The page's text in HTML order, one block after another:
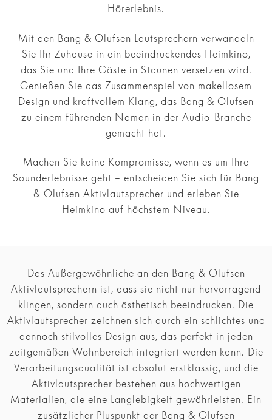
Hörerlebnis.
Mit den Bang & Olufsen Lautsprechern verwandeln
Sie Ihr Zuhause in ein beeindruckendes Heimkino,
das Sie und Ihre Gäste in Staunen versetzen wird.
Genießen Sie das Zusammenspiel von makellosem
Design und kraftvollem Klang, das Bang & Olufsen
zu einem führenden Namen in der Audio-Branche
gemacht hat.
Machen Sie keine Kompromisse, wenn es um Ihre
Sounderlebnisse geht – entscheiden Sie sich für Bang
& Olufsen Aktivlautsprecher und erleben Sie
Heimkino auf höchstem Niveau.
Das Außergewöhnliche an den Bang & Olufsen
Aktivlautsprechern ist, dass sie nicht nur hervorragend
klingen, sondern auch ästhetisch beeindrucken. Die
Aktivlautsprecher zeichnen sich durch ein schlichtes und
dennoch stilvolles Design aus, das perfekt in jeden
zeitgemäßen Wohnbereich integriert werden kann. Die
Verarbeitungsqualität ist absolut erstklassig, und die
Aktivlautsprecher bestehen aus hochwertigen
Materialien, die eine Langlebigkeit gewährleisten. Ein
zusätzlicher Pluspunkt der Bang & Olufsen